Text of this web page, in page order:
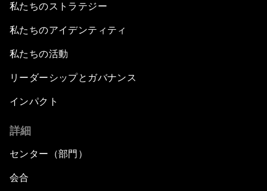
私たちのストラテジー
私たちのアイデンティティ
私たちの活動
リーダーシップとガバナンス
インパクト
詳細
センター（部門）
会合